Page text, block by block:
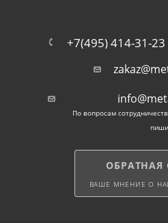
+7(495) 414-31-23
По вопросам
ОБРАТНАЯ
ВАШЕ МНЕНИЕ О